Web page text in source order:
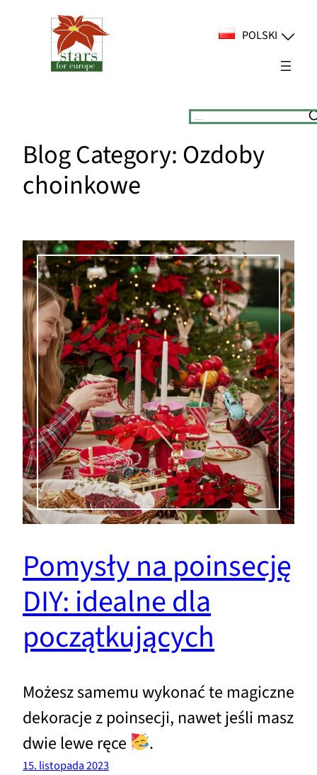
POLSKI
Suchen
Blog Category:Ozdoby
choinkowe
Pomysły na poinsecję
DIY: idealne dla
początkujących
Możesz samemu wykonać te magiczne
dekoracje z poinsecji, nawet jeśli masz
dwie lewe ręce
.
15. listopada 2023